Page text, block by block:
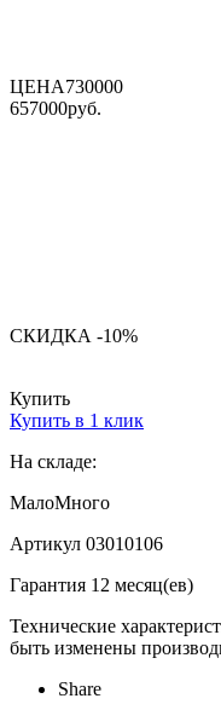
ЦЕНА730000
657000руб.
СКИДКА -10%
Купить
Купить в 1 клик
На складе:
МалоМного
Артикул 03010106
Гарантия 12 месяц(ев)
Технические
быть изменены
Share